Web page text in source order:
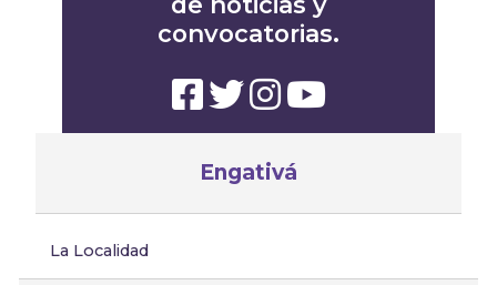
Engativá
La Localidad
convocatorias.